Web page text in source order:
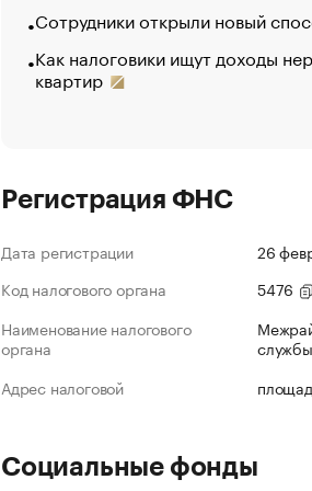
Сотрудники открыли новый
Как налоговики ищут доходы
квартир
Регистрация ФНС
Дата регистрации
26
Код налогового органа
5476
Наименование налогового
органа
Адрес налоговой
Социальные фонды